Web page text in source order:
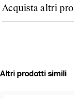
Acquista altri
Altri prodotti simili